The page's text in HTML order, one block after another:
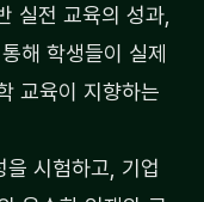
실전 교육의 성과,
해 학생들이 실제
교육이 지향하는
시험하고, 기업